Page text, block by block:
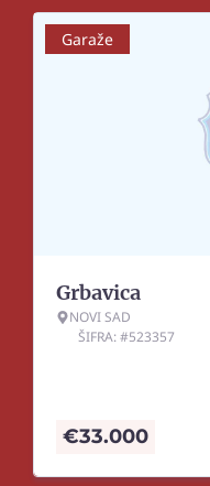
Garaže
Grbavica
NOVI SAD
ŠIFRA: #523357
€33.000